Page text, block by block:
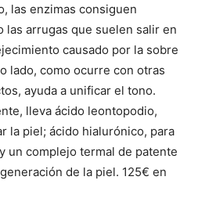
las enzimas consiguen
las arrugas que suelen salir en
causado por la sobre
lado, como ocurre con otras
ayuda a unificar el tono.
lleva ácido leontopodio,
la piel; ácido hialurónico, para
un complejo termal de patente
de la piel. 125€ en